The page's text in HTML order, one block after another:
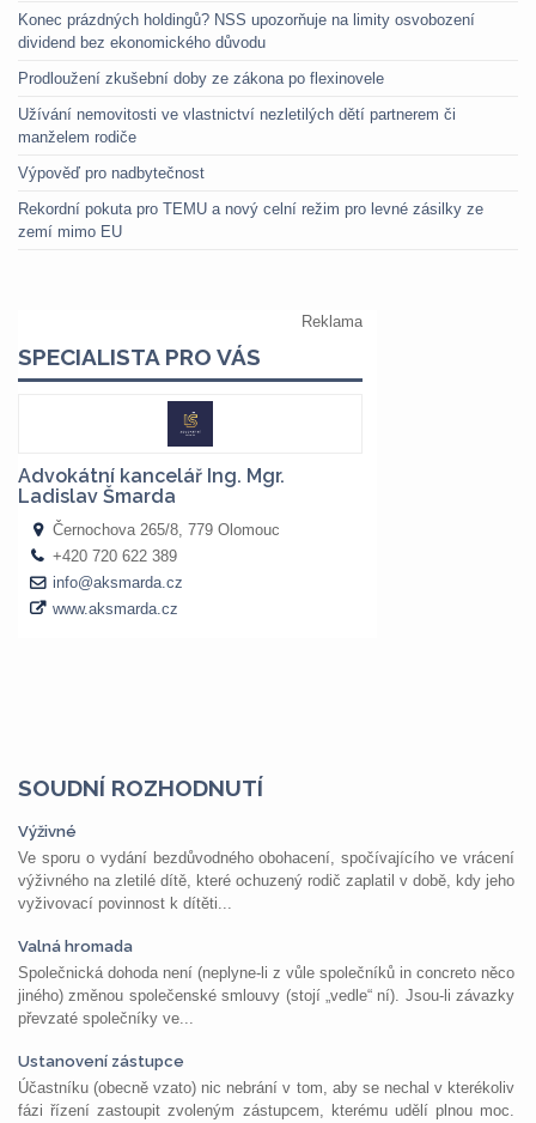
Konec prázdných holdingů? NSS upozorňuje na limity osvobození
dividend bez ekonomického důvodu
Prodloužení zkušební doby ze zákona po flexinovele
Užívání nemovitosti ve vlastnictví nezletilých dětí partnerem či
manželem rodiče
Výpověď pro nadbytečnost
Rekordní pokuta pro TEMU a nový celní režim pro levné zásilky ze
zemí mimo EU
SOUDNÍ ROZHODNUTÍ
Výživné
Ve sporu o vydání bezdůvodného obohacení, spočívajícího ve vrácení
výživného na zletilé dítě, které ochuzený rodič zaplatil v době, kdy jeho
vyživovací povinnost k dítěti...
Valná hromada
Společnická dohoda není (neplyne-li z vůle společníků in concreto něco
jiného) změnou společenské smlouvy (stojí „vedle“ ní). Jsou-li závazky
převzaté společníky ve...
Ustanovení zástupce
Účastníku (obecně vzato) nic nebrání v tom, aby se nechal v kterékoliv
fázi řízení zastoupit zvoleným zástupcem, kterému udělí plnou moc.